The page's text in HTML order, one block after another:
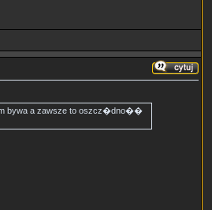
bywa a zawsze to oszcz�dno��